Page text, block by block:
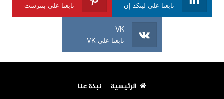
تابعنا على لينكد إن تابعنا على بنترست
VK
تابعنا على VK
الرئيسية نبذة عنا